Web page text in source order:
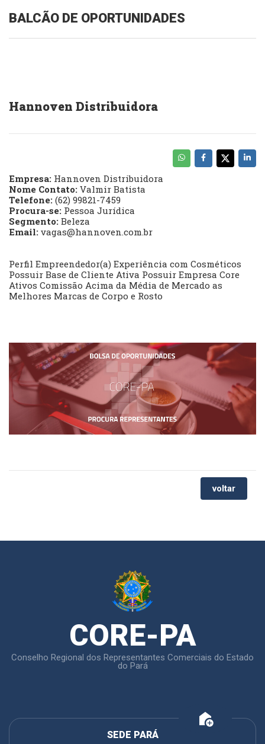
BALCÃO DE OPORTUNIDADES
Hannoven Distribuidora
Empresa: Hannoven Distribuidora
Nome Contato: Valmir Batista
Telefone: (62) 99821-7459
Procura-se: Pessoa Jurídica
Segmento: Beleza
Email: vagas@hannoven.com.br
Perfil Empreendedor(a) Experiência com Cosméticos
Possuir Base de Cliente Ativa Possuir Empresa Core
Ativos Comissão Acima da Média de Mercado as
Melhores Marcas de Corpo e Rosto
voltar
CORE-PA
Conselho Regional dos Representantes Comerciais do Estado
do Pará
add_home
SEDE PARÁ